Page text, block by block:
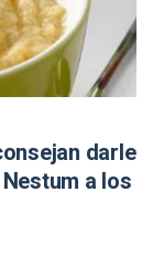
darle
a los